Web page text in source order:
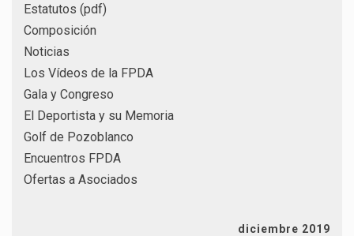
Estatutos (pdf)
Composición
Noticias
Los Vídeos de la FPDA
Gala y Congreso
El Deportista y su Memoria
Golf de Pozoblanco
Encuentros FPDA
Ofertas a Asociados
diciembre 2019